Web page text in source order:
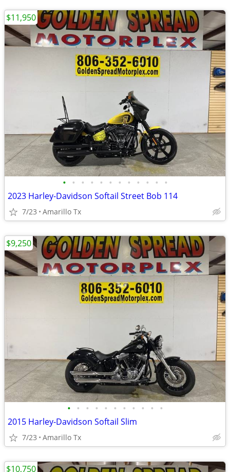
• • • • • • • • • • • •
2023 Harley-Davidson Softail Street Bob 114
7/23 Amarillo Tx
$11,950
• • • • • • • • • • •
2015 Harley-Davidson Softail Slim
7/23 Amarillo Tx
$9,250
$10,750